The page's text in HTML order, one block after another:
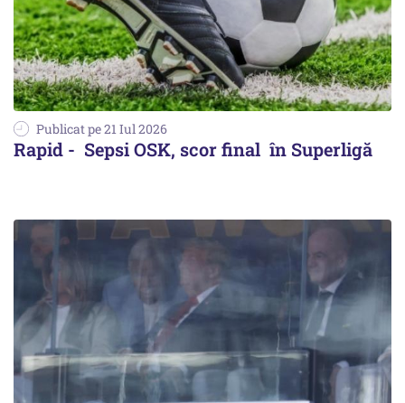
Publicat pe 21 Iul 2026
Rapid - Sepsi OSK, scor final în Superligă